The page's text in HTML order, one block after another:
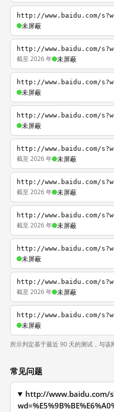
http://www.baidu.com/
未屏蔽
http://www.baidu.com/
截至 2026 年 未屏蔽
http://www.baidu.com/
未屏蔽
http://www.baidu.com/
未屏蔽
http://www.baidu.com/
截至 2026 年 未屏蔽
http://www.baidu.com/
截至 2026 年 未屏蔽
http://www.baidu.com/
截至 2026 年 未屏蔽
http://www.baidu.com/
未屏蔽
http://www.baidu.com/
截至 2026 年 未屏蔽
http://www.baidu.com/
未屏蔽
所示判定基于最近 90 天的测试，与该
常见问题
http://www.baidu.com/